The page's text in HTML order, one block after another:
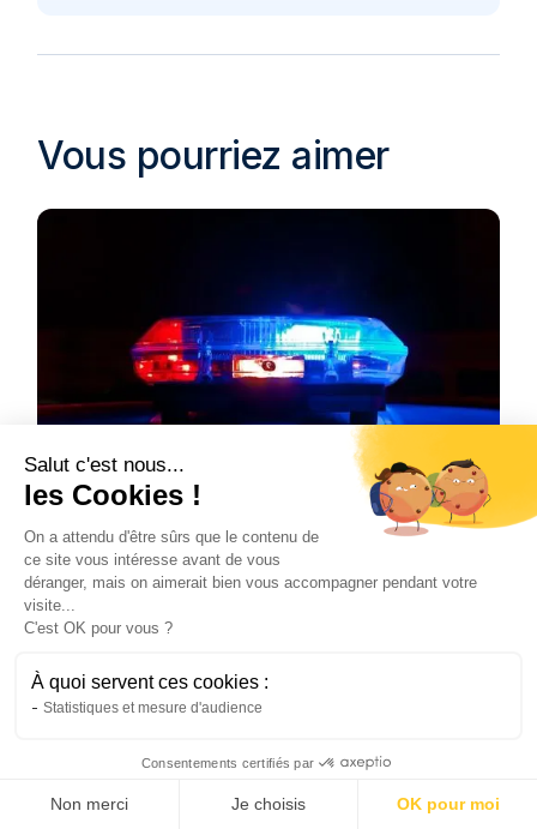
Vous pourriez aimer
Assurance
Se faire arrêter sans assurance : ce que
vous devez absolument savoir
Découvrez les conséquences d’une conduite
conseils pour éviter ce risque. Plus
d'informations dans cet article !
29/10/2025•4 min
Salut c'est nous...
les Cookies !
On a attendu d'être sûrs que le contenu de
ce site vous intéresse avant de vous
déranger, mais on aimerait bien vous accompagner pendant votre
visite...
C'est OK pour vous ?
À quoi servent ces cookies :
Statistiques et mesure d'audience
Consentements certifiés par
Non merci Je choisis OK pour moi